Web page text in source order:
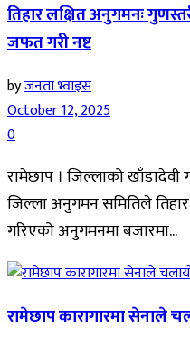
तिहार लक्षित अनुगमनः
जफत गरी नष्ट
byजनता भ्वाइस
October 12, 2025
0
रामेछाप । जिल्लाको
जिल्ला अनुगमन समितिले
गरिएको अनुगमनमा बजारमा...
रामेछाप कारागारमा सेनाले